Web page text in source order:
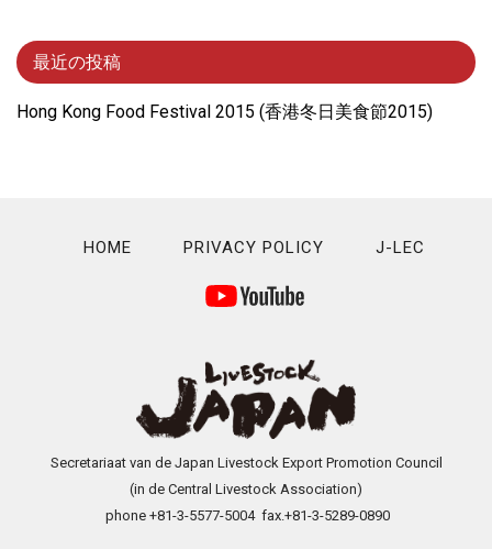
最近の投稿
Hong Kong Food Festival 2015 (⾹港冬⽇美⾷節2015)
HOME PRIVACY POLICY J-LEC
Secretariaat van de Japan Livestock Export Promotion Council
(in de Central Livestock Association)
phone +81-3-5577-5004 fax.+81-3-5289-0890